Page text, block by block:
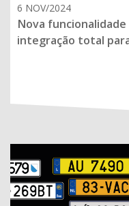
6 NOV/2024
Nova
integração total